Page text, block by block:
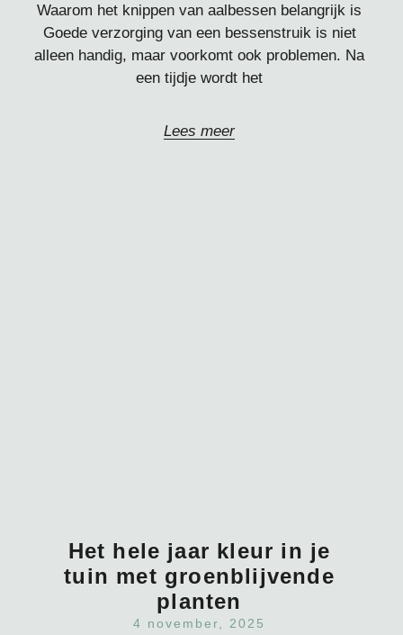
Waarom het knippen van aalbessen belangrijk is
Goede verzorging van een bessenstruik is niet
alleen handig, maar voorkomt ook problemen. Na
een tijdje wordt het
Lees meer
Het hele jaar kleur in je
tuin met groenblijvende
planten
4 november, 2025